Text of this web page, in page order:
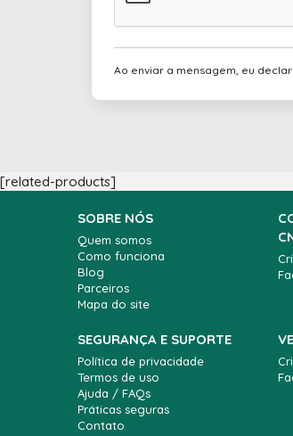
Ao enviar a mensagem, eu
[related-products]
SOBRE NÓS
Quem somos
Como funciona
Blog
Parceiros
Mapa do site
SEGURANÇA E SUPORTE
Política de privacidade
Termos de uso
Ajuda / FAQs
Práticas seguras
Contato